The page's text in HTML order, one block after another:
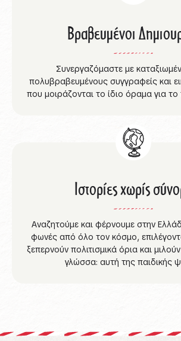
Βραβευμένοι
Συνεργαζόμαστε με
πολυβραβευμένους συγγραφείς και
που μοιράζονται το ίδιο όραμα για το
Ιστορίες χωρίς
Αναζητούμε και φέρνουμε στην
φωνές από όλο τον κόσμο,
ξεπερνούν πολιτισμικά όρια και
γλώσσα: αυτή της παιδικής